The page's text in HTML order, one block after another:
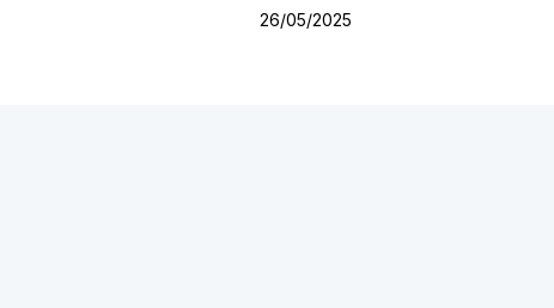
26/05/2025